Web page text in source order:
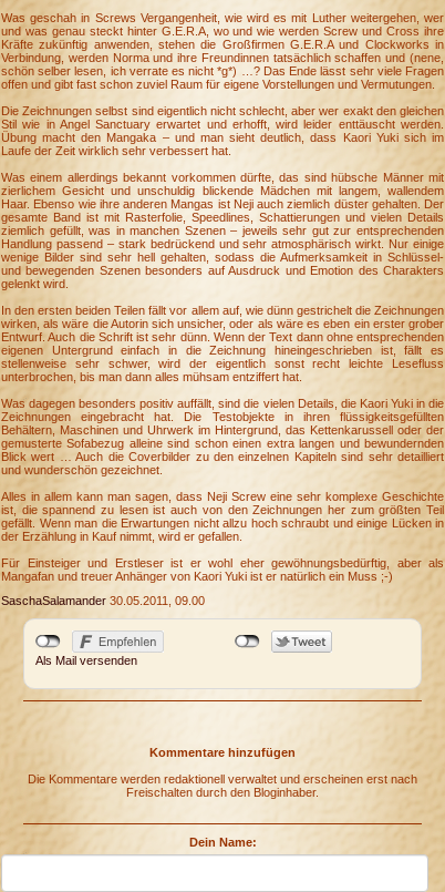
Was geschah in Screws Vergangenheit, wie wird es mit Luther weitergehen, wer
und was genau steckt hinter G.E.R.A, wo und wie werden Screw und Cross ihre
Kräfte zukünftig anwenden, stehen die Großfirmen G.E.R.A und Clockworks in
Verbindung, werden Norma und ihre Freundinnen tatsächlich schaffen und (nene,
schön selber lesen, ich verrate es nicht *g*) …? Das Ende lässt sehr viele Fragen
offen und gibt fast schon zuviel Raum für eigene Vorstellungen und Vermutungen.
Die Zeichnungen selbst sind eigentlich nicht schlecht, aber wer exakt den gleichen
Stil wie in Angel Sanctuary erwartet und erhofft, wird leider enttäuscht werden.
Übung macht den Mangaka – und man sieht deutlich, dass Kaori Yuki sich im
Laufe der Zeit wirklich sehr verbessert hat.
Was einem allerdings bekannt vorkommen dürfte, das sind hübsche Männer mit
zierlichem Gesicht und unschuldig blickende Mädchen mit langem, wallendem
Haar. Ebenso wie ihre anderen Mangas ist Neji auch ziemlich düster gehalten. Der
gesamte Band ist mit Rasterfolie, Speedlines, Schattierungen und vielen Details
ziemlich gefüllt, was in manchen Szenen – jeweils sehr gut zur entsprechenden
Handlung passend – stark bedrückend und sehr atmosphärisch wirkt. Nur einige
wenige Bilder sind sehr hell gehalten, sodass die Aufmerksamkeit in Schlüssel-
und bewegenden Szenen besonders auf Ausdruck und Emotion des Charakters
gelenkt wird.
In den ersten beiden Teilen fällt vor allem auf, wie dünn gestrichelt die Zeichnungen
wirken, als wäre die Autorin sich unsicher, oder als wäre es eben ein erster grober
Entwurf. Auch die Schrift ist sehr dünn. Wenn der Text dann ohne entsprechenden
eigenen Untergrund einfach in die Zeichnung hineingeschrieben ist, fällt es
stellenweise sehr schwer, wird der eigentlich sonst recht leichte Lesefluss
unterbrochen, bis man dann alles mühsam entziffert hat.
Was dagegen besonders positiv auffällt, sind die vielen Details, die Kaori Yuki in die
Zeichnungen eingebracht hat. Die Testobjekte in ihren flüssigkeitsgefüllten
Behältern, Maschinen und Uhrwerk im Hintergrund, das Kettenkarussell oder der
gemusterte Sofabezug alleine sind schon einen extra langen und bewundernden
Blick wert … Auch die Coverbilder zu den einzelnen Kapiteln sind sehr detailliert
und wunderschön gezeichnet.
Alles in allem kann man sagen, dass Neji Screw eine sehr komplexe Geschichte
ist, die spannend zu lesen ist auch von den Zeichnungen her zum größten Teil
gefällt. Wenn man die Erwartungen nicht allzu hoch schraubt und einige Lücken in
der Erzählung in Kauf nimmt, wird er gefallen.
Für Einsteiger und Erstleser ist er wohl eher gewöhnungsbedürftig, aber als
Mangafan und treuer Anhänger von Kaori Yuki ist er natürlich ein Muss ;-)
SaschaSalamander 30.05.2011, 09.00
Als Mail versenden
Kommentare hinzufügen
Die Kommentare werden redaktionell verwaltet und erscheinen erst nach
Freischalten durch den Bloginhaber.
Dein Name: